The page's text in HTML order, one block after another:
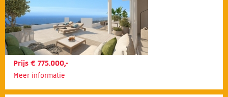
Prijs € 775.000,-
Meer informatie